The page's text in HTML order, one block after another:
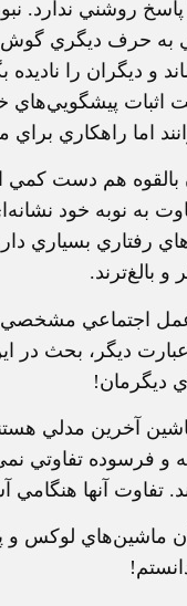
روشني ندارد.
حرف ديگري گوش
ديگران را ناديده
اثبات
اما راهكاري براي
هم دست كمي
به نوبه خود
رفتاري بسياري
بالغ‌ترند.
عمل اجتماعي
ديگر، بحث در
ديگرمان!
آخرين مدلي
و فرسوده تفاوتي
تفاوت آنها
ماشين‌هاي لوكس